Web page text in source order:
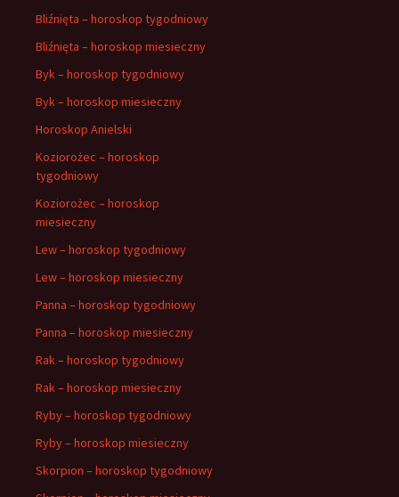
Bliźnięta – horoskop tygodniowy
Bliźnięta – horoskop miesieczny
Byk – horoskop tygodniowy
Byk – horoskop miesieczny
Horoskop Anielski
Koziorożec – horoskop
tygodniowy
Koziorożec – horoskop
miesieczny
Lew – horoskop tygodniowy
Lew – horoskop miesieczny
Panna – horoskop tygodniowy
Panna – horoskop miesieczny
Rak – horoskop tygodniowy
Rak – horoskop miesieczny
Ryby – horoskop tygodniowy
Ryby – horoskop miesieczny
Skorpion – horoskop tygodniowy